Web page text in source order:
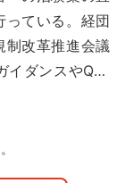
っている。経団
制改革推進会議
イダンスやQ…